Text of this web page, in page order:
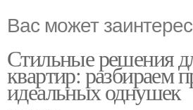
Вас может
Стильные решения
квартир: разбираем
идеальных однушек